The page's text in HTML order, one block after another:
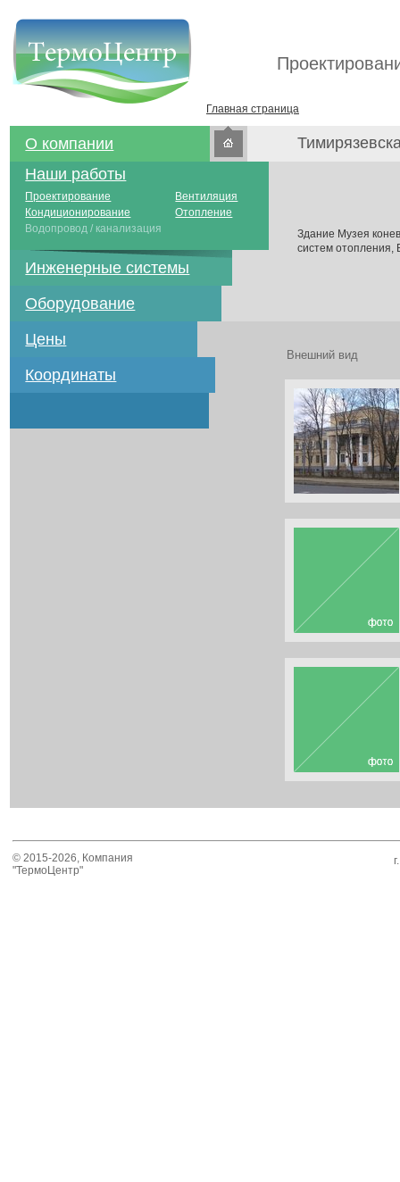
Главная страница
О компании
Наши работы
Проектирование
Кондиционирование
Водопровод / канализация
Вентиляция
Отопление
Инженерные системы
Оборудование
Цены
Координаты
Здание Музея
систем отопления,
Внешний вид
© 2015-2026, Компания
"ТермоЦентр"